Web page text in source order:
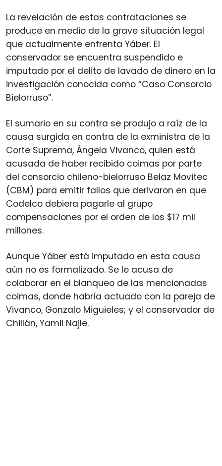
La revelación de estas contrataciones se
produce en medio de la grave situación legal
que actualmente enfrenta Yáber. El
conservador se encuentra suspendido e
imputado por el delito de lavado de dinero en la
investigación conocida como “Caso Consorcio
Bielorruso”.
El sumario en su contra se produjo a raíz de la
causa surgida en contra de la exministra de la
Corte Suprema, Ángela Vivanco, quien está
acusada de haber recibido coimas por parte
del consorcio chileno-bielorruso Belaz Movitec
(CBM) para emitir fallos que derivaron en que
Codelco debiera pagarle al grupo
compensaciones por el orden de los $17 mil
millones.
Aunque Yáber está imputado en esta causa
aún no es formalizado. Se le acusa de
colaborar en el blanqueo de las mencionadas
coimas, donde habría actuado con la pareja de
Vivanco, Gonzalo Miguieles; y el conservador de
Chillán, Yamil Najle.